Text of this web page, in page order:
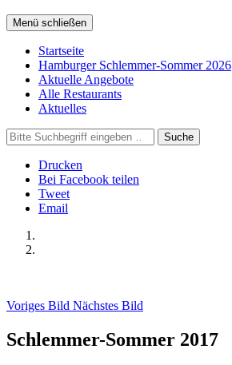
Menü schließen
Startseite
Hamburger Schlemmer-Sommer 2026
Aktuelle Angebote
Alle Restaurants
Aktuelles
Suche
Drucken
Bei Facebook teilen
Tweet
Email
Voriges Bild Nächstes Bild
Schlemmer-Sommer 2017